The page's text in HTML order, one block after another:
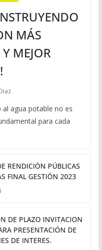
MÁS
MEJOR
agua potable no es
para cada
RENDICIÓN PÚBLICAS
FINAL GESTIÓN 2023
DE PLAZO INVITACION
PRESENTACIÓN DE
DE INTERES.